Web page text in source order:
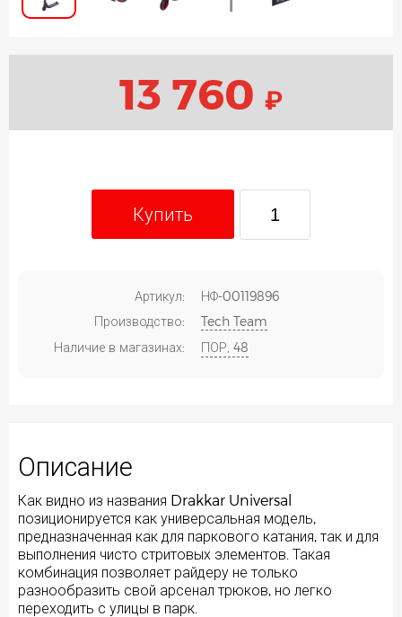
13 760 ₽
Купить
Артикул:
НФ-00119896
Производство:
Tech Team
Наличие в магазинах:
ПОР, 48
Описание
Как видно из названия Drakkar Universal
позиционируется как универсальная модель,
предназначенная как для паркового катания, так и для
выполнения чисто стритовых элементов. Такая
комбинация позволяет райдеру не только
разнообразить свой арсенал трюков, но легко
переходить с улицы в парк.